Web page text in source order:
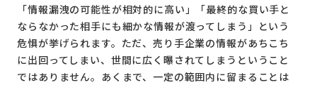
「情報漏洩の可能性が相対的に高い」「最終的な買い手と
ならなかった相手にも細かな情報が渡ってしまう」という
危惧が挙げられます。ただ、売り手企業の情報があちこち
に出回ってしまい、世間に広く曝されてしまうということ
ではありません。あくまで、一定の範囲内に留まることは